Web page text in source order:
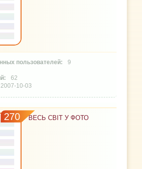
9
62
2007-10-03
270 ВЕСЬ СВІТ У ФОТО